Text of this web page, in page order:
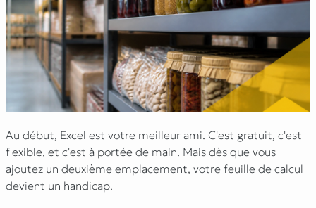
Au début, Excel est votre meilleur ami. C'est gratuit, c'est
flexible, et c'est à portée de main. Mais dès que vous
ajoutez un deuxième emplacement, votre feuille de calcul
devient un handicap.